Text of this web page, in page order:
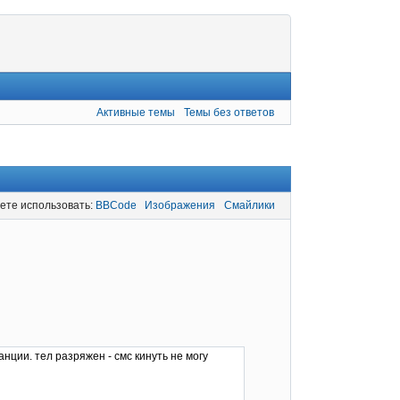
Активные темы Темы без ответов
использовать: BBCode Изображения Смайлики